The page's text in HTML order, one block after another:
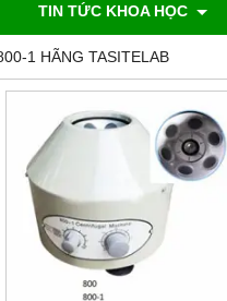
TIN TỨC KHOA HỌC
1 HÃNG TASITELAB